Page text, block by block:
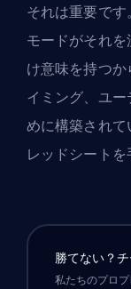
それは重要で
モードがそれ
け意味を持つ
イミング、ユ
めに構築され
レッドシートを
勝てない？
私たちのプロ